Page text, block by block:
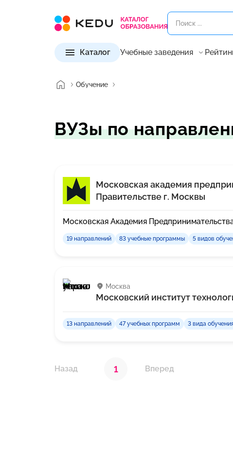
Каталог Учебные заведения
Обучение
ВУЗы по
Московская академия
Правительстве г. Москвы
Московская Академия
19 направлений 83 учебные программы 5 видов
Москва
Московский институт
13 направлений 47 учебных программ 3 вида
Назад 1 Вперед